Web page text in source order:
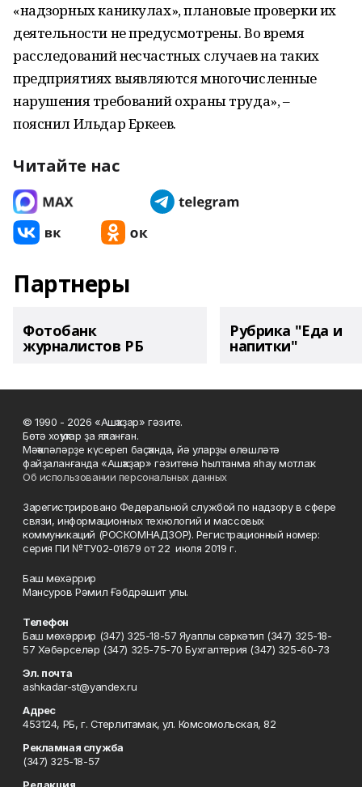
«надзорных каникулах», плановые проверки их
деятельности не предусмотрены. Во время
расследований несчастных случаев на таких
предприятиях выявляются многочисленные
нарушения требований охраны труда», –
пояснил Ильдар Еркеев.
Читайте нас
Партнеры
Фотобанк
журналистов РБ
Рубрика "Еда и
напитки"
© 1990 - 2026 «Ашҡаҙар» гәзите.
Бөтә хоҡуҡтар ҙа яҡланған.
Мәҡәләләрҙе күсереп баҫҡанда, йә уларҙы өлөшләтә
файҙаланғанда «Ашҡаҙар» гәзитенә һылтанма яһау мотлаҡ.
Об использовании персональных данных
Зарегистрировано Федеральной службой по надзору в сфере
связи, информационных технологий и массовых
коммуникаций (РОСКОМНАДЗОР). Регистрационный номер:
серия ПИ №ТУ02-01679 от 22 июля 2019 г.
Баш мөхәррир
Мансуров Рәмил Ғәбдрәшит улы.
Телефон
Баш мөхәррир (347) 325-18-57 Яуаплы сәркәтип (347) 325-18-
57 Хәбәрселәр (347) 325-75-70 Бухгалтерия (347) 325-60-73
Эл. почта
ashkadar-st@yandex.ru
Адрес
453124, РБ, г. Стерлитамак, ул. Комсомольская, 82
Рекламная служба
(347) 325-18-57